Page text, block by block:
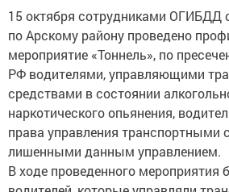
по Арскому району проведено
мероприятие «Тоннель», по
РФ водителями, управляющими
средствами в состоянии
наркотического опьянения,
права управления транспортными
лишенными данным управлением.
В ходе проведенного мероприятия
водителей, которые управляли
средством в состоянии